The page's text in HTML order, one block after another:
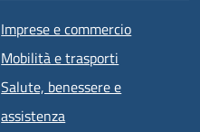
Imprese e commercio
Mobilità e trasporti
Salute, benessere e
assistenza